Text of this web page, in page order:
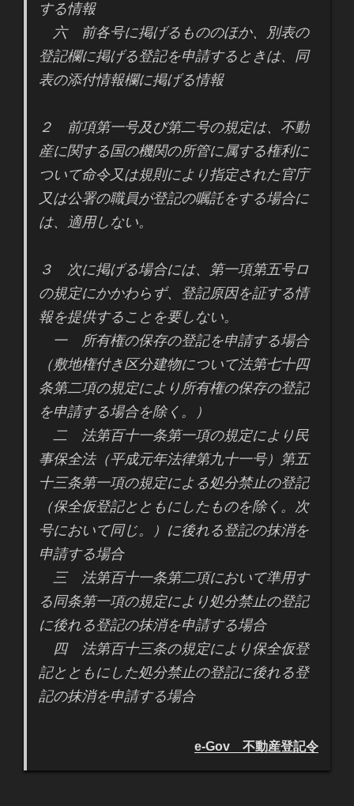
する情報
六 前各号に掲げるもののほか、別表の
登記欄に掲げる登記を申請するときは、同
表の添付情報欄に掲げる情報
２ 前項第一号及び第二号の規定は、不動
産に関する国の機関の所管に属する権利に
ついて命令又は規則により指定された官庁
又は公署の職員が登記の嘱託をする場合に
は、適用しない。
３ 次に掲げる場合には、第一項第五号ロ
の規定にかかわらず、登記原因を証する情
報を提供することを要しない。
一 所有権の保存の登記を申請する場合
（敷地権付き区分建物について法第七十四
条第二項の規定により所有権の保存の登記
を申請する場合を除く。）
二 法第百十一条第一項の規定により民
事保全法（平成元年法律第九十一号）第五
十三条第一項の規定による処分禁止の登記
（保全仮登記とともにしたものを除く。次
号において同じ。）に後れる登記の抹消を
申請する場合
三 法第百十一条第二項において準用す
る同条第一項の規定により処分禁止の登記
に後れる登記の抹消を申請する場合
四 法第百十三条の規定により保全仮登
記とともにした処分禁止の登記に後れる登
記の抹消を申請する場合
e-Gov 不動産登記令